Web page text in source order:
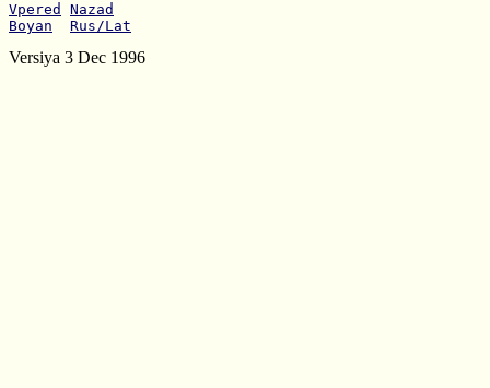
Vpered
Nazad
Boyan
Rus/Lat
Versiya 3 Dec 1996